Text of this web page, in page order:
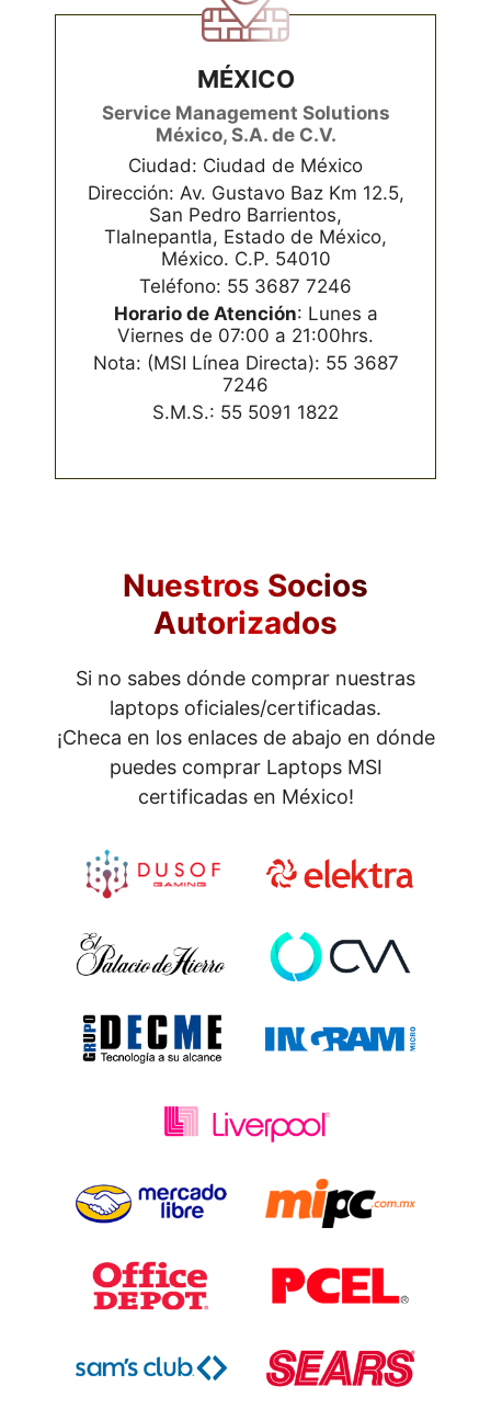
MÉXICO
Service Management Solutions
México, S.A. de C.V.
Ciudad: Ciudad de México
Dirección: Av. Gustavo Baz Km 12.5,
San Pedro Barrientos,
Tlalnepantla, Estado de México,
México. C.P. 54010
Teléfono: 55 3687 7246
Horario de Atención: Lunes a
Viernes de 07:00 a 21:00hrs.
Nota: (MSI Línea Directa): 55 3687
7246
S.M.S.: 55 5091 1822
Nuestros Socios
Autorizados
Si no sabes dónde comprar nuestras
laptops oficiales/certificadas.
¡Checa en los enlaces de abajo en dónde
puedes comprar Laptops MSI
certificadas en México!